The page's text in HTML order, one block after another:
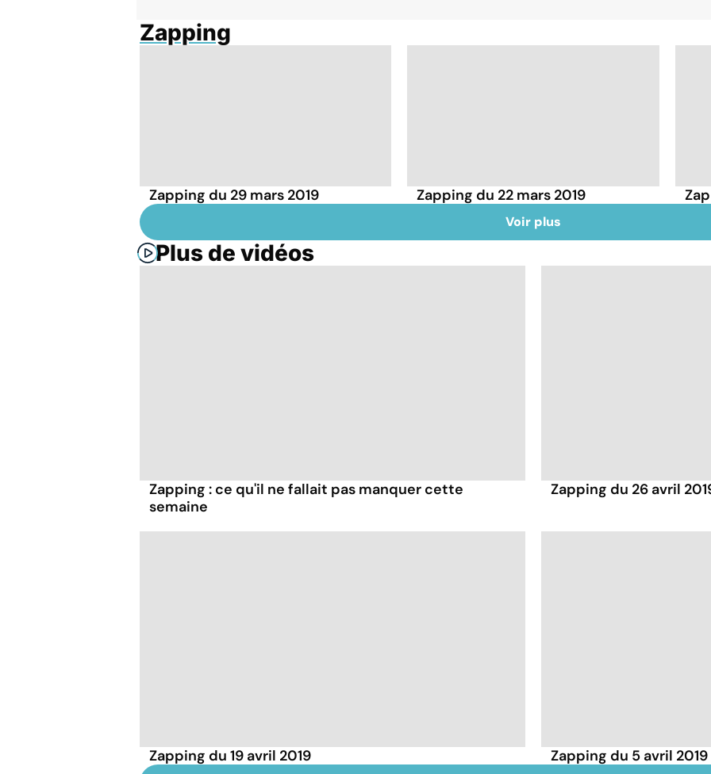
Zapping
Zapping du 29 mars 2019 Zapping du 22 mars 2019
Voir plus
Plus de vidéos
Zapping : ce qu'il ne fallait pas manquer cette
semaine
Zapping du 26 avril
Zapping du 19 avril 2019 Zapping du 5 avril 2019